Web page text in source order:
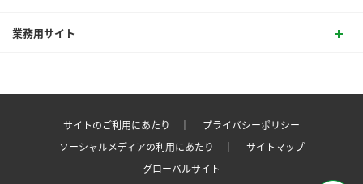
業務用サイト
サイトのご利用にあたり ｜
プライバシーポリシー
ソーシャルメディアの利用にあたり ｜
サイトマップ
グローバルサイト